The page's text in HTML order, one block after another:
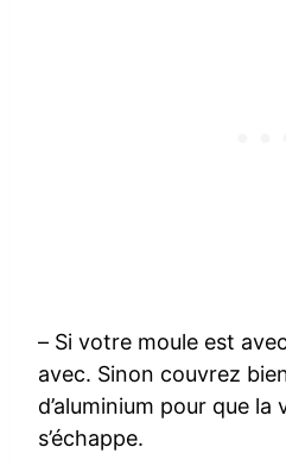
– Si votre moule est
avec. Sinon couvrez
d’aluminium pour que
s’échappe.